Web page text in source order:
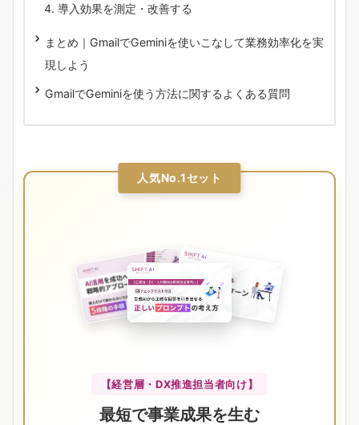
導入効果を測定・改善する
まとめ｜GmailでGeminiを使いこなして業務効率化を実
現しよう
GmailでGeminiを使う方法に関するよくある質問
人気No.1セット
【経営層・DX推進担当者向け】
最短で事業成果を生む